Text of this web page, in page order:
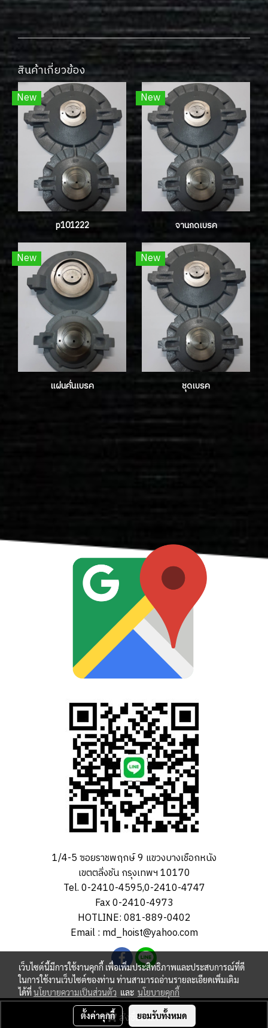
สั่งซื้อสินค้า
สินค้าเกี่ยวข้อง
New
p101222
New
จานกดเบรค
New
แผ่นคั่นเบรค
New
ชุดเบรค
1/4-5 ซอยราชพฤกษ์ 9 แขวงบางเชือกหนัง
เขตตลิ่งชัน กรุงเทพฯ 10170
Tel. 0-2410-4595,0-2410-4747
Fax 0-2410-4973
HOTLINE: 081-889-0402
Email : md_hoist@yahoo.com
สงวนลิขสิทธิ์ MD - Hoist Co.,Ltd © 2023 All rights reversed.
เว็บไซต์นี้มีการใช้งานคุกกี้ เพื่อเพิ่มประสิทธิภาพและประสบการณ์ที่ดี
ในการใช้งานเว็บไซต์ของท่าน ท่านสามารถอ่านรายละเอียดเพิ่มเติม
ได้ที่นโยบายความเป็นส่วนตัว และ นโยบายคุกกี้
ตั้งค่าคุกกี้ ยอมรับทั้งหมด